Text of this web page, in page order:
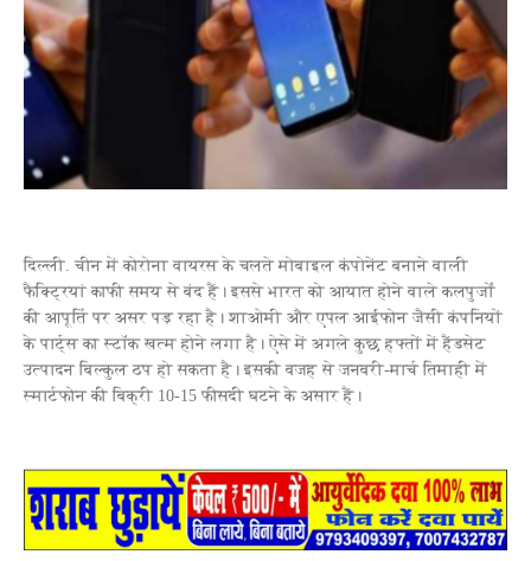
दिल्ली. चीन में कोरोना वायरस के चलते मोबाइल कंपोनेंट बनाने वाली
फैक्ट्रियां काफी समय से बंद हैं। इससे भारत को आयात होने वाले कलपुर्जों
की आपूर्ति पर असर पड़ रहा है। शाओमी और एपल आईफोन जैसी कंपनियों
के पार्ट्स का स्‍टॉक खत्‍म होने लगा है। ऐसे में अगले कुछ हफ्तों में हैंडसेट
उत्‍पादन बिल्‍कुल ठप हो सकता है। इसकी वजह से जनवरी-मार्च तिमाही में
स्‍मार्टफोन की बिक्री 10-15 फीसदी घटने के असार हैं।